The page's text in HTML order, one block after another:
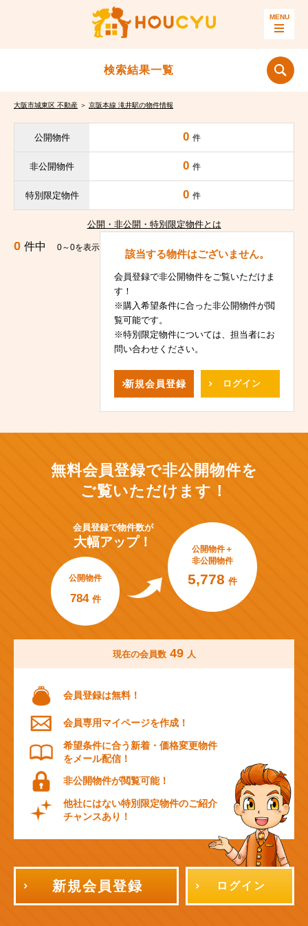
検索結果一覧
大阪市城東区 不動産 ＞ 京阪本線 滝井駅の物件情報
公開物件 0 件
非公開物件 0 件
特別限定物件 0 件
公開・非公開・特別限定物件とは
0 件中 0～0を表示
該当する物件はございません。
会員登録で非公開物件をご覧いただけま
す！
※購入希望条件に合った非公開物件が閲
覧可能です。
※特別限定物件については、担当者にお
問い合わせください。
新規会員登録 ログイン
無料会員登録で非公開物件を
ご覧いただけます！
会員登録で物件数が
大幅アップ！
公開物件
784 件
公開物件＋
非公開物件
5,778 件
現在の会員数 49 人
会員登録は無料！
会員専用マイページを作成！
希望条件に合う新着・価格変更物件
をメール配信！
非公開物件が閲覧可能！
他社にはない特別限定物件のご紹介
チャンスあり！
新規会員登録 ログイン